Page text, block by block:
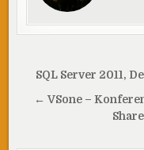
SQL Server 2011,
← VSone –